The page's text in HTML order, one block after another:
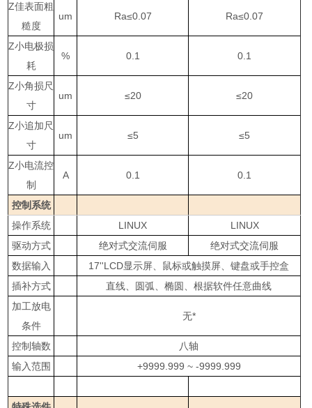
Z佳表面粗
糙度
um Ra≤0.07 Ra≤0.07
Z小电极损
耗
% 0.1 0.1
Z小角损尺
寸
um ≤20 ≤20
Z小追加尺
寸
um ≤5 ≤5
Z小电流控
制
A 0.1 0.1
控制系统
操作系统
LINUX
LINUX
驱动方式
绝对式交流伺服
绝对式交流伺服
数据输入
17''LCD显示屏、鼠标或触摸屏、键盘或手控盒
插补方式
直线、圆弧、椭圆、根据软件任意曲线
加工放电
条件
无*
控制轴数
八轴
输入范围
+9999.999 ~ -9999.999